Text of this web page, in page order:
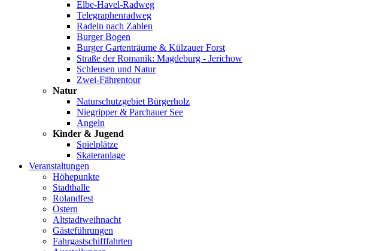
Elbe-Havel-Radweg
Telegraphenradweg
Radeln nach Zahlen
Burger Bogen
Burger Gartenträume & Külzauer Forst
Straße der Romanik: Magdeburg - Jerichow
Schleusen und Natur
Zwei-Fährentour
Natur
Naturschutzgebiet Bürgerholz
Niegripper & Parchauer See
Angeln
Kinder & Jugend
Spielplätze
Skateranlage
Veranstaltungen
Höhepunkte
Stadthalle
Rolandfest
Ostern
Altstadtweihnacht
Gästeführungen
Fahrgastschifffahrten